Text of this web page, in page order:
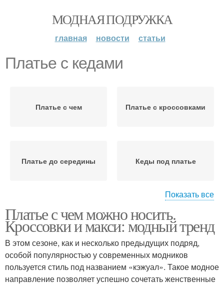
МОДНАЯ ПОДРУЖКА
главная новости статьи
Платье с кедами
Платье с чем Платье с кроссовками
Платье до середины Кеды под платье
Вечерний платье
Показать все
Платье с чем можно носить.
Кроссовки и макси: модный тренд
В этом сезоне, как и несколько предыдущих подряд,
особой популярностью у современных модников
пользуется стиль под названием «кэжуал». Такое модное
направление позволяет успешно сочетать женственные